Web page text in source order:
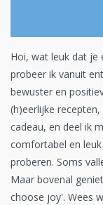
Hoi, wat leuk dat je
probeer ik vanuit
bewuster en
(h)eerlijke
cadeau, en deel ik
comfortabel en leuk
proberen. Soms
Maar bovenal
choose joy'. Wees